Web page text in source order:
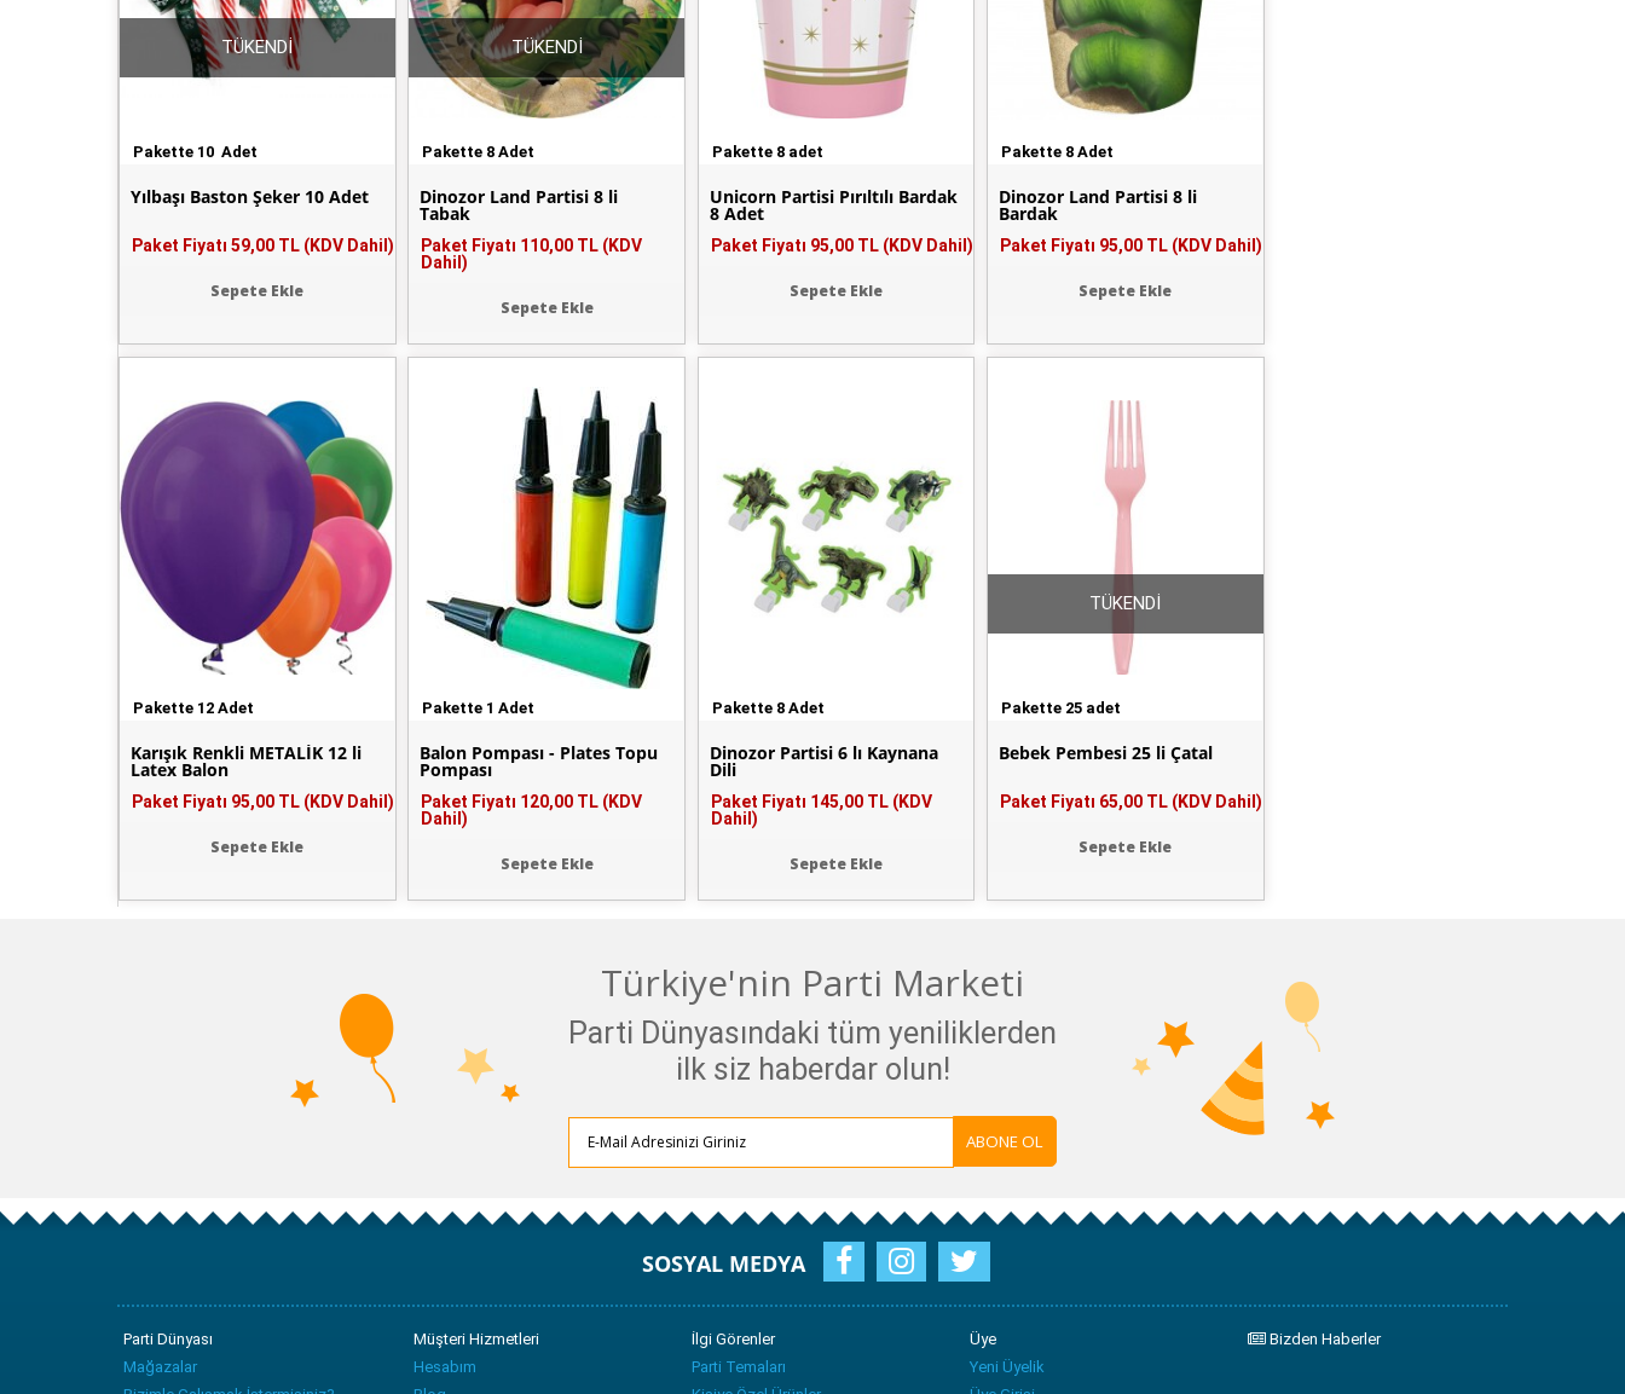
Pakette 10 Adet
Yılbaşı Baston Şeker 10 Adet
Paket Fiyatı 59,00 TL (KDV Dahil)
Sepete Ekle
TÜKENDİ
Pakette 8 Adet
Dinozor Land Partisi 8 li
Tabak
Paket Fiyatı 110,00 TL (KDV
Dahil)
Sepete Ekle
TÜKENDİ
Pakette 8 adet
Unicorn Partisi Pırıltılı Bardak
8 Adet
Paket Fiyatı 95,00 TL (KDV Dahil)
Sepete Ekle
Pakette 8 Adet
Dinozor Land Partisi 8 li
Bardak
Paket Fiyatı 95,00 TL (KDV Dahil)
Sepete Ekle
Pakette 12 Adet
Karışık Renkli METALİK 12 li
Latex Balon
Paket Fiyatı 95,00 TL (KDV Dahil)
Sepete Ekle
Pakette 1 Adet
Balon Pompası - Plates Topu
Pompası
Paket Fiyatı 120,00 TL (KDV
Dahil)
Sepete Ekle
Pakette 8 Adet
Dinozor Partisi 6 lı Kaynana
Dili
Paket Fiyatı 145,00 TL (KDV
Dahil)
Sepete Ekle
Pakette 25 adet
Bebek Pembesi 25 li Çatal
Paket Fiyatı 65,00 TL (KDV Dahil)
Sepete Ekle
TÜKENDİ
Türkiye'nin Parti Marketi
Parti Dünyasındaki tüm yeniliklerden
ilk siz haberdar olun!
ABONE OL
SOSYAL MEDYA
Parti Dünyası
Mağazalar
Müşteri Hizmetleri
Hesabım
İlgi Görenler
Parti Temaları
Üye
Yeni Üyelik
Bizden Haberler